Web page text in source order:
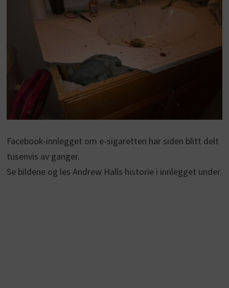
Facebook-innlegget om e-sigaretten har siden blitt delt
tusenvis av ganger.
Se bildene og les Andrew Halls historie i innlegget under.